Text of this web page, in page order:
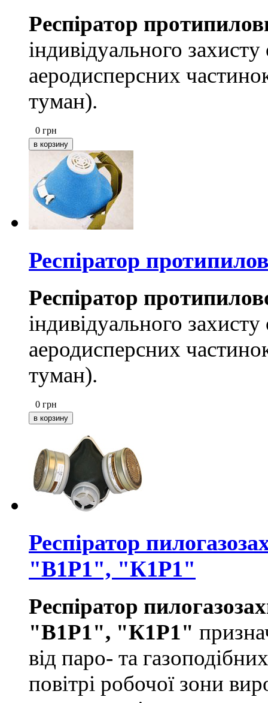
Респіратор
індивідуального
аеродисперсних
туман).
0 грн
Респіратор
Респіратор
індивідуального
аеродисперсних
туман).
0 грн
Респіратор
"В1Р1", "К1Р1"
Респіратор
"В1Р1", "К1Р1"
від паро- та
повітрі робочої зони